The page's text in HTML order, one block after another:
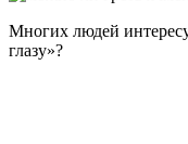
Многих людей
глазу»?